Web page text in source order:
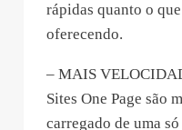
rápidas quanto o
oferecendo.
– MAIS
Sites One Page são
carregado de uma